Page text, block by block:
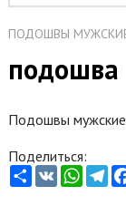
ПОДОШВЫ
подошва
Подошвы
Поделиться:
ShareVK